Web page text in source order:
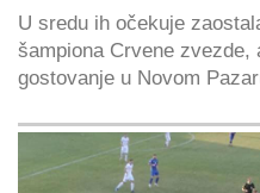
U sredu ih očekuje
šampiona Crvene zvezde,
gostovanje u Novom